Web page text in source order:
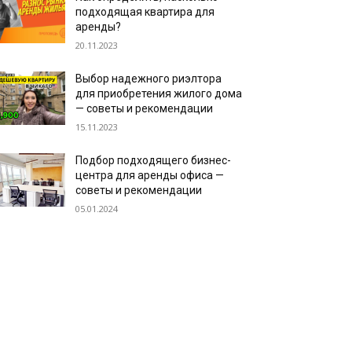
подходящая квартира для
аренды?
20.11.2023
Выбор надежного риэлтора
для приобретения жилого дома
— советы и рекомендации
15.11.2023
Подбор подходящего бизнес-
центра для аренды офиса —
советы и рекомендации
05.01.2024